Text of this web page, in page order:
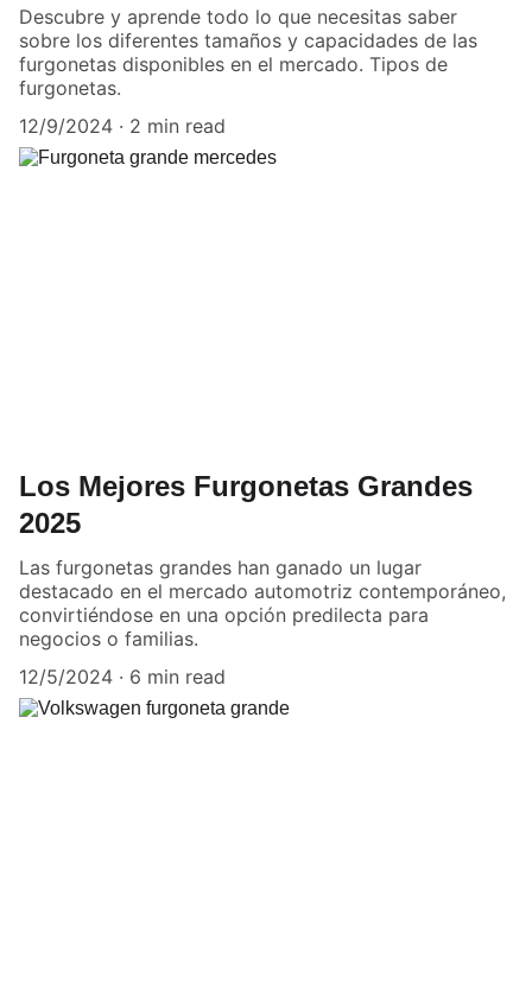
Descubre y aprende todo lo que necesitas saber
sobre los diferentes tamaños y capacidades de las
furgonetas disponibles en el mercado. Tipos de
furgonetas.
12/9/2024
2 min read
Los Mejores Furgonetas Grandes
2025
Las furgonetas grandes han ganado un lugar
destacado en el mercado automotriz contemporáneo,
convirtiéndose en una opción predilecta para
negocios o familias.
12/5/2024
6 min read